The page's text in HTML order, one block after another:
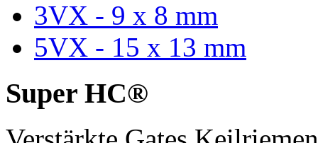
3VX - 9 x 8 mm
5VX - 15 x 13 mm
Super HC®